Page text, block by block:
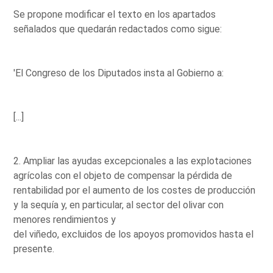
Se propone modificar el texto en los apartados
señalados que quedarán redactados como sigue:
'El Congreso de los Diputados insta al Gobierno a:
[...]
2. Ampliar las ayudas excepcionales a las explotaciones
agrícolas con el objeto de compensar la pérdida de
rentabilidad por el aumento de los costes de producción
y la sequía y, en particular, al sector del olivar con
menores rendimientos y
del viñedo, excluidos de los apoyos promovidos hasta el
presente.